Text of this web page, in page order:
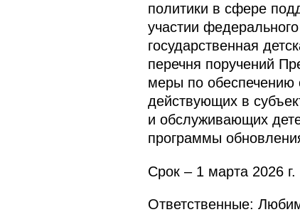
политики в сфере
участии
государственная
перечня поручений
меры по обеспечению
действующих в
и обслуживающих
программы
Срок – 1 марта 2026 г.
Ответственные: